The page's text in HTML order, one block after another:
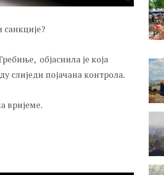
објаснила је која
слиједи појачана контрола.
вријеме.